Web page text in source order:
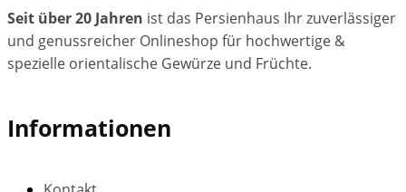
Seit über 20 Jahren ist das Persienhaus Ihr zuverlässiger
und genussreicher Onlineshop für hochwertige &
spezielle orientalische Gewürze und Früchte.
Informationen